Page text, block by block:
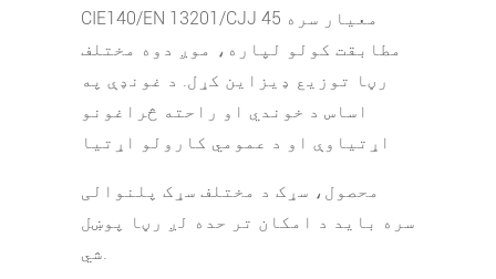
CIE140/EN 13201/CJJ 45 معیار سره
مطابقت کولو لپاره، موږ دوه مختلف
رڼا توزیع ډیزاین کړل. د غونډې په
اساس د خوندي او راحته څراغونو
اړتیاوې او د عمومي کارولو اړتیا
محصول، سړک د مختلف سړک پلنوالی
سره باید د امکان تر حده لږ رڼا پوښل
شي.